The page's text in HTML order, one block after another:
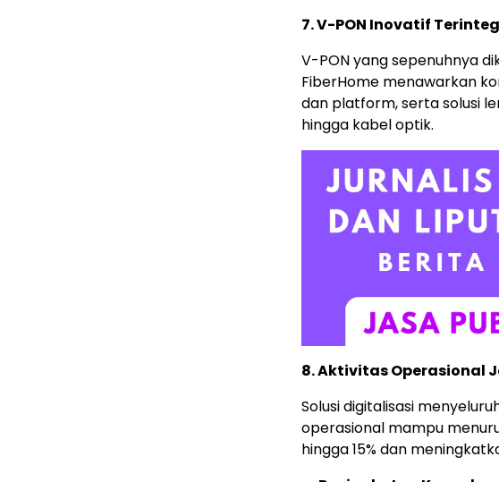
7. V-PON Inovatif
V-PON yang sepenuhnya
FiberHome menawarkan
dan platform, serta solusi
hingga kabel optik.
8. Aktivitas Operasional
Solusi digitalisasi
operasional mampu
hingga 15% dan